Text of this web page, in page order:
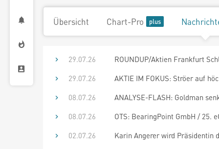
Übersicht Chart-Pro
29.07.26
ROUNDUP/Aktien Frankfurt
29.07.26
AKTIE IM FOKUS: Ströer auf
08.07.26
ANALYSE-FLASH: Goldman
08.07.26
OTS: BearingPoint GmbH / 25.
02.07.26
Karin Angerer wird Präsidentin